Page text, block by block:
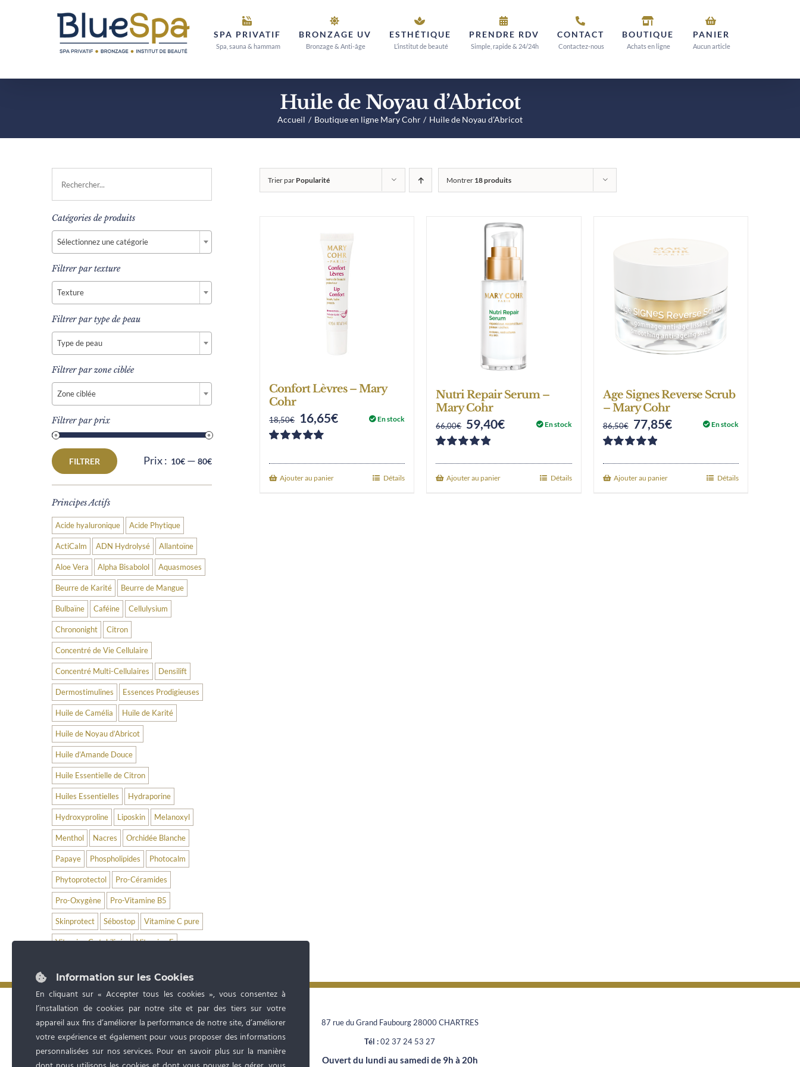
SPA PRIVATIF
Spa, sauna & hammam
BRONZAGE UV
Bronzage & Anti-âge
ESTHÉTIQUE
L’institut de beauté
PRENDRE RDV
Simple, rapide & 24/24h
CONTACT
Contactez-nous
BOUTIQUE
Achats en ligne
PANIER
Aucun article
Huile de Noyau d’Abricot
Accueil Boutique en ligne Mary Cohr Huile de Noyau d’Abricot
Trier par Popularité Montrer 18 produits
Confort Lèvres – Mary
Cohr
5
18,50€
Original
price
18,50€.
16,65€Current En stock
Ajouter au panier Détails
Nutri Repair Serum –
Mary Cohr
5
66,00€ Original
price
was:
66,00€.
59,40€Current
is:
En stock
Ajouter au panier Détails
Age Signes Reverse Scrub
– Mary Cohr
5
86,50€ Original
price
was:
86,50€.
77,85€Current
is:
En stock
Ajouter au panier Détails
Catégories de produits
Sélectionnez une catégorie
Filtrer par texture
Texture
Filtrer par type de peau
Type de peau
Filtrer par zone ciblée
Zone ciblée
Filtrer par prix
Prix
min
Prix
max
FILTRER Prix : 10€ —80€
Principes Actifs
Acide hyaluronique Acide Phytique
ActiCalm ADN Hydrolysé Allantoïne
Aloe Vera Alpha Bisabolol Aquasmoses
Beurre de Karité Beurre de Mangue
Bulbaïne Caféine Cellulysium
Chrononight Citron
Concentré de Vie Cellulaire
Concentré Multi-Cellulaires Densilift
Dermostimulines Essences Prodigieuses
Huile de Camélia Huile de Karité
Huile de Noyau d’Abricot
Huile d’Amande Douce
Huile Essentielle de Citron
Huiles Essentielles Hydraporine
Hydroxyproline Liposkin Melanoxyl
Menthol Nacres Orchidée Blanche
Papaye Phospholipides Photocalm
Phytoprotectol Pro-Céramides
Pro-Oxygène Pro-Vitamine B5
Skinprotect Sébostop Vitamine C pure
Vitamine C stabilisée Vitamine E
87 rue du Grand Faubourg 28000 CHARTRES
Tél : 02 37 24 53 27
Ouvert du lundi au samedi de 9h à 20h
Information sur les Cookies
En cliquant sur « Accepter tous les cookies », vous consentez à
l’installation de cookies par notre site et par des tiers sur votre
appareil aux fins d’améliorer la performance de notre site, d’améliorer
votre expérience et également pour vous proposer des informations
personnalisées sur nos services. Pour en savoir plus sur la manière